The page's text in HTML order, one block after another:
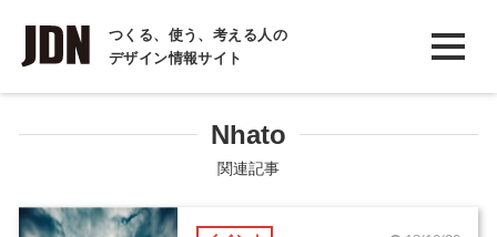
つくる、使う、考える人の
デザイン情報サイト
INTERVIEW
インタビュー
COLUMN
Nhato
関連記事